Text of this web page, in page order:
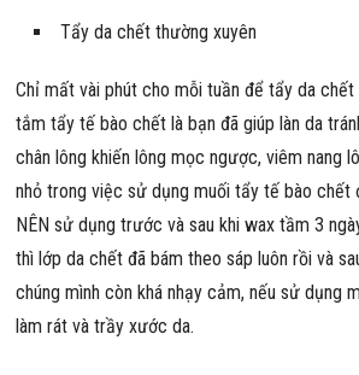
Tẩy da chết thường xuyên
Chỉ mất vài phút cho mỗi tuần để tẩy da chết
tắm tẩy tế bào chết là bạn đã giúp làn da
chân lông khiến lông mọc ngược, viêm nang
nhỏ trong việc sử dụng muối tẩy tế bào chết
NÊN sử dụng trước và sau khi wax tầm 3
thì lớp da chết đã bám theo sáp luôn rồi và
chúng mình còn khá nhạy cảm, nếu sử dụng
làm rát và trầy xước da.